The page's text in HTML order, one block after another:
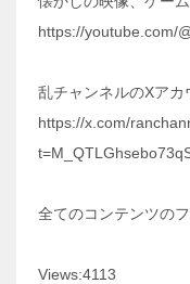
https://youtube.com/
乱チャンネルのXアカ
https://x.com/
全てのコンテンツの
Views:4113